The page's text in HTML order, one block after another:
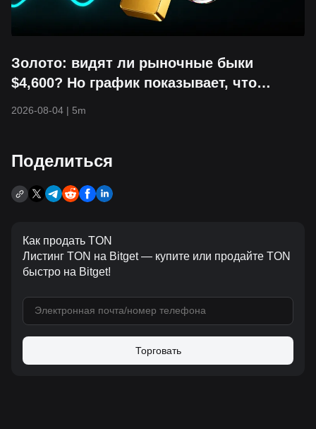
Золото: видят ли рыночные быки
$4,600? Но график показывает, что
2026-08-04 | 5m
Поделиться
Как продать TON
Листинг TON на Bitget — купите или продайте TON
быстро на Bitget!
Торговать